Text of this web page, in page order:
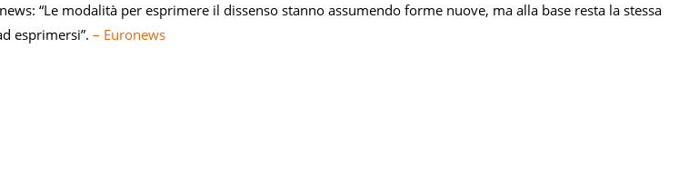
“Le modalità per esprimere il dissenso stanno assumendo forme nuove, ma alla base resta la stessa
esprimersi”. – Euronews